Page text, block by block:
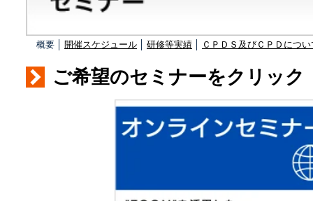
概要 │ 開催スケジュール 研修等実績 ＣＰＤＳ及びＣＰＤにつ
ご希望のセミナーをクリック